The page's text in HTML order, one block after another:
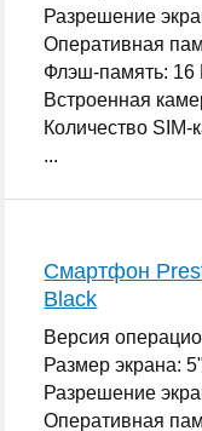
Разрешение
Оперативная
Флэш-память: 16
Встроенная
Количество SIM-
...
Смартфон
Black
Версия
Размер экрана:
Разрешение
Оперативная